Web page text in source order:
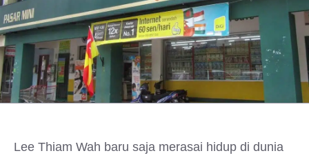
Lee Thiam Wah baru saja merasai hidup di dunia